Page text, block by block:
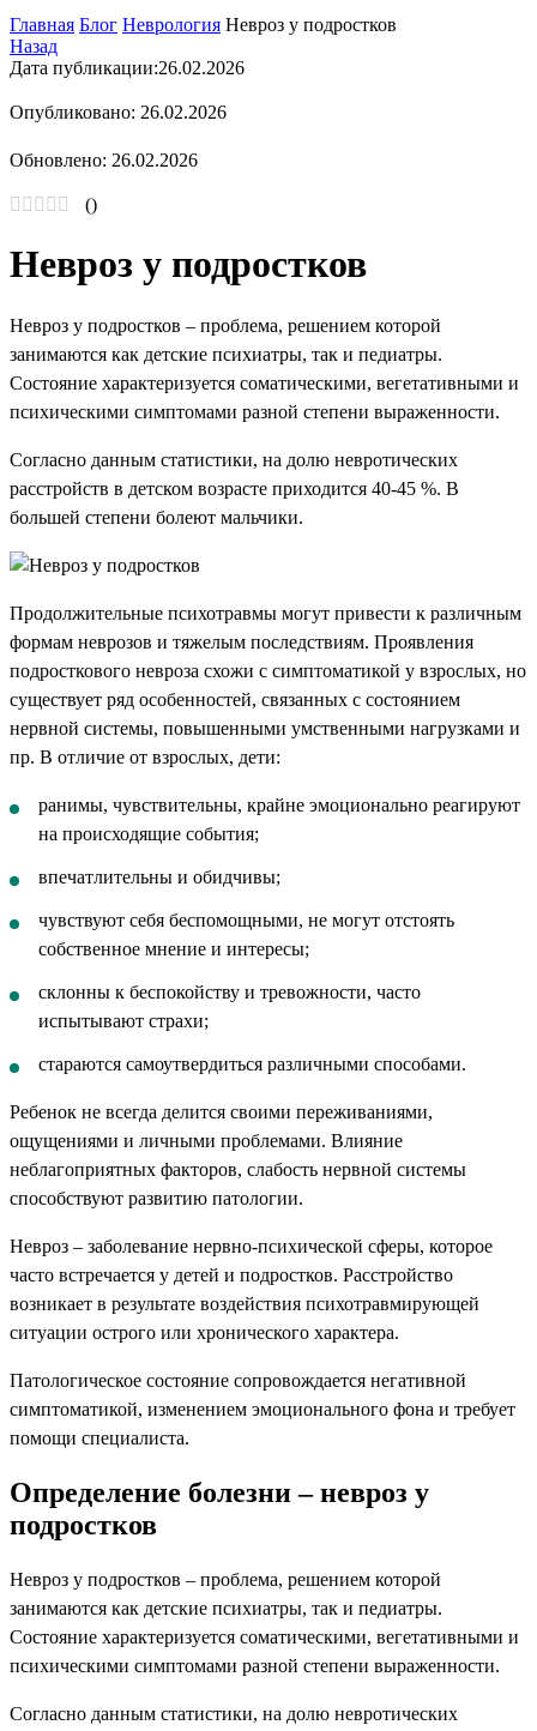
Главная Блог Неврология Невроз у подростков
Назад
Дата публикации:26.02.2026
Опубликовано: 26.02.2026
Обновлено: 26.02.2026
()
Невроз у подростков
Невроз у подростков – проблема, решением которой
занимаются как детские психиатры, так и педиатры.
Состояние характеризуется соматическими, вегетативными и
психическими симптомами разной степени выраженности.
Согласно данным статистики, на долю невротических
расстройств в детском возрасте приходится 40-45 %. В
большей степени болеют мальчики.
Продолжительные психотравмы могут привести к различным
формам неврозов и тяжелым последствиям. Проявления
подросткового невроза схожи с симптоматикой у взрослых, но
существует ряд особенностей, связанных с состоянием
нервной системы, повышенными умственными нагрузками и
пр. В отличие от взрослых, дети:
ранимы, чувствительны, крайне эмоционально реагируют
на происходящие события;
впечатлительны и обидчивы;
чувствуют себя беспомощными, не могут отстоять
собственное мнение и интересы;
склонны к беспокойству и тревожности, часто
испытывают страхи;
стараются самоутвердиться различными способами.
Ребенок не всегда делится своими переживаниями,
ощущениями и личными проблемами. Влияние
неблагоприятных факторов, слабость нервной системы
способствуют развитию патологии.
Невроз – заболевание нервно-психической сферы, которое
часто встречается у детей и подростков. Расстройство
возникает в результате воздействия психотравмирующей
ситуации острого или хронического характера.
Патологическое состояние сопровождается негативной
симптоматикой, изменением эмоционального фона и требует
помощи специалиста.
Определение болезни – невроз у
подростков
Невроз у подростков – проблема, решением которой
занимаются как детские психиатры, так и педиатры.
Состояние характеризуется соматическими, вегетативными и
психическими симптомами разной степени выраженности.
Согласно данным статистики, на долю невротических